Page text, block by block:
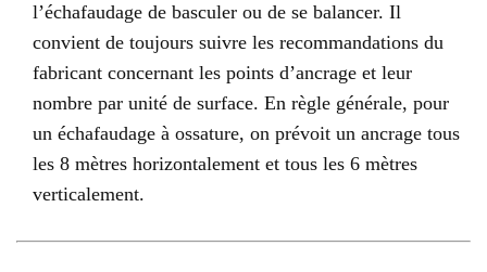
l’échafaudage de basculer ou de se balancer. Il
convient de toujours suivre les recommandations du
fabricant concernant les points d’ancrage et leur
nombre par unité de surface. En règle générale, pour
un échafaudage à ossature, on prévoit un ancrage tous
les 8 mètres horizontalement et tous les 6 mètres
verticalement.